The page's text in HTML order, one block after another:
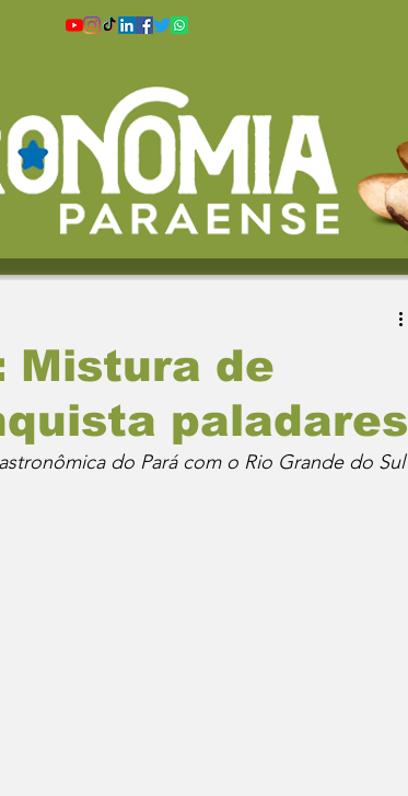
Mistura de
paladares
do Pará com o Rio Grande do Sul